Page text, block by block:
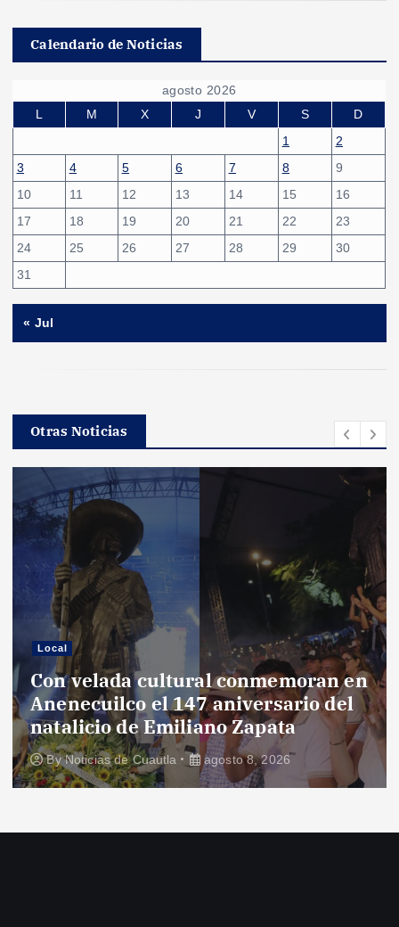
Calendario de Noticias
agosto 2026
L
M X J V S
D
1
2
3
4 5 6 7 8
9
10
11 12 13 14 15
16
17
18 19 20 21 22
23
24
25 26 27 28 29
30
31
« Jul
Otras Noticias
conmemoran en
147 aniversario del
Zapata
agosto 8, 2026
Local
Entregan
productores
de Amilpas
By Noticias de